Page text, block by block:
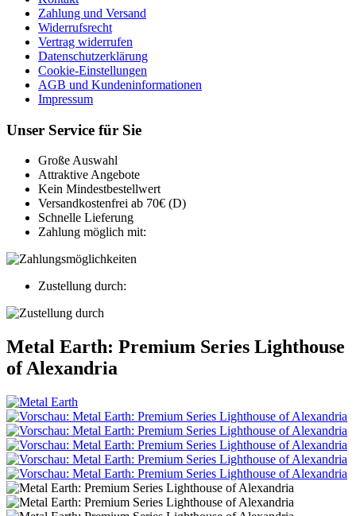
Zahlung und Versand
Widerrufsrecht
Vertrag widerrufen
Datenschutzerklärung
Cookie-Einstellungen
AGB und Kundeninformationen
Impressum
Unser Service für Sie
Große Auswahl
Attraktive Angebote
Kein Mindestbestellwert
Versandkostenfrei ab 70€ (D)
Schnelle Lieferung
Zahlung möglich mit:
Zustellung durch:
Metal Earth: Premium Series Lighthouse
of Alexandria